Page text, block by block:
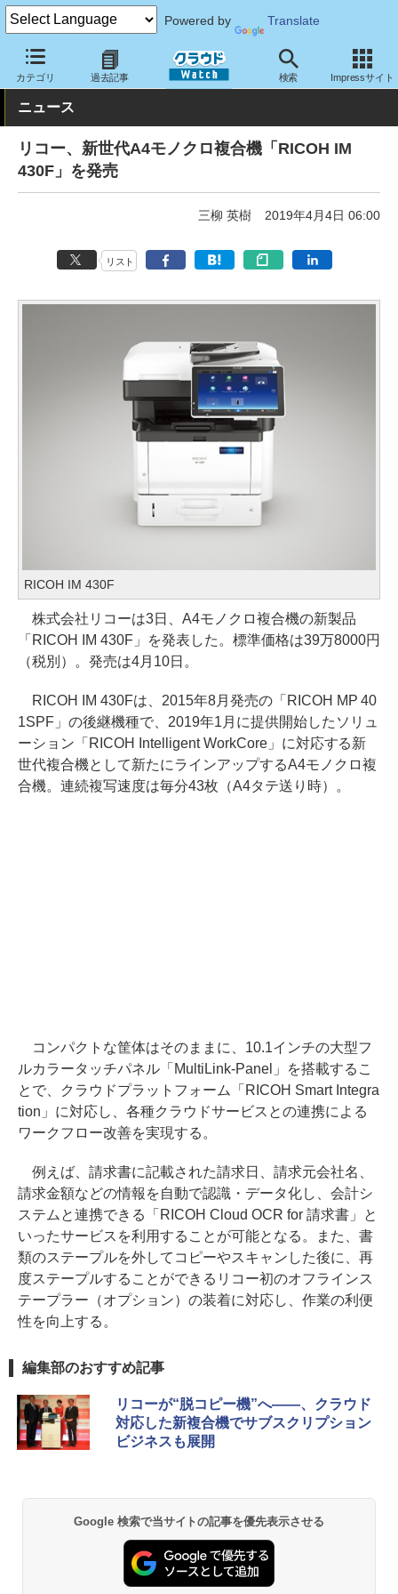
Powered by Translate
カテゴリ 過去記事 検索 Impressサイト
クラウド Watch ハード・インフラ ハードウェア 周辺機器
ニュース
リコー、新世代A4モノクロ複合機「RICOH IM
430F」を発売
三柳 英樹 2019年4月4日 06:00
リスト
RICOH IM 430F
株式会社リコーは3日、A4モノクロ複合機の新製品
「RICOH IM 430F」を発表した。標準価格は39万8000円
（税別）。発売は4月10日。
RICOH IM 430Fは、2015年8月発売の「RICOH MP 40
1SPF」の後継機種で、2019年1月に提供開始したソリュ
ーション「RICOH Intelligent WorkCore」に対応する新
世代複合機として新たにラインアップするA4モノクロ複
合機。連続複写速度は毎分43枚（A4タテ送り時）。
コンパクトな筐体はそのままに、10.1インチの大型フ
ルカラータッチパネル「MultiLink-Panel」を搭載するこ
とで、クラウドプラットフォーム「RICOH Smart Integra
tion」に対応し、各種クラウドサービスとの連携による
ワークフロー改善を実現する。
例えば、請求書に記載された請求日、請求元会社名、
請求金額などの情報を自動で認識・データ化し、会計シ
ステムと連携できる「RICOH Cloud OCR for 請求書」と
いったサービスを利用することが可能となる。また、書
類のステープルを外してコピーやスキャンした後に、再
度ステープルすることができるリコー初のオフラインス
テープラー（オプション）の装着に対応し、作業の利便
性を向上する。
編集部のおすすめ記事
リコーが“脱コピー機”へ――、クラウド
対応した新複合機でサブスクリプション
ビジネスも展開
Google 検索で当サイトの記事を優先表示させる